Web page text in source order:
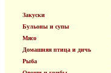
Закуски
Бульоны и супы
Мясо
Домашняя птица и дичь
Рыба